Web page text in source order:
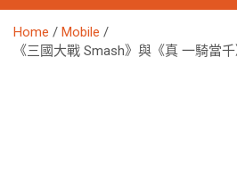
Home
Mobile
《三國大戰 Smash》與《真 一騎當